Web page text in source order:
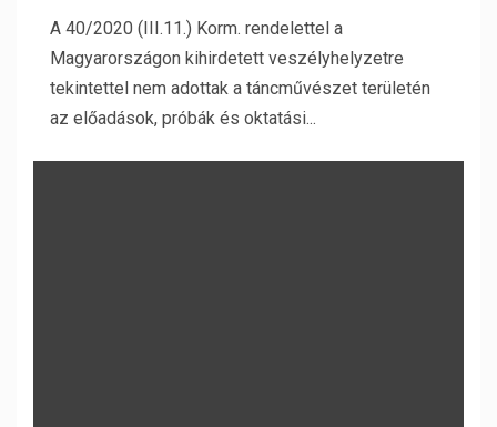
A 40/2020 (III.11.) Korm. rendelettel a
Magyarországon kihirdetett veszélyhelyzetre
tekintettel nem adottak a táncművészet területén
az előadások, próbák és oktatási...